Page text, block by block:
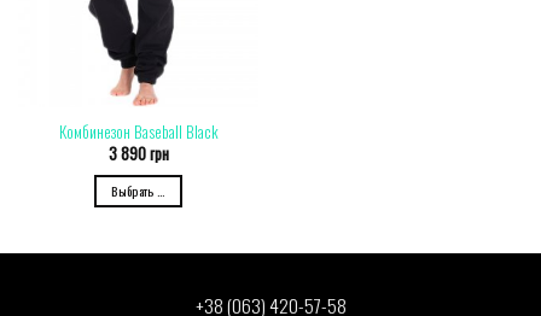
Комбинезон Baseball Black
3 890грн
Выбрать ...
+38 (063) 420-57-58